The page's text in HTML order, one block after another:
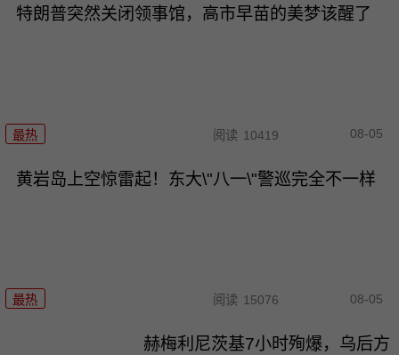
特朗普突然关闭领事馆，高市早苗的美梦该醒了
最热 阅读 10419 08-05
黄岩岛上空惊雷起！东大\"八一\"警巡完全不一样
最热 阅读 15076 08-05
赫梅利尼茨基7小时殉爆，乌后方